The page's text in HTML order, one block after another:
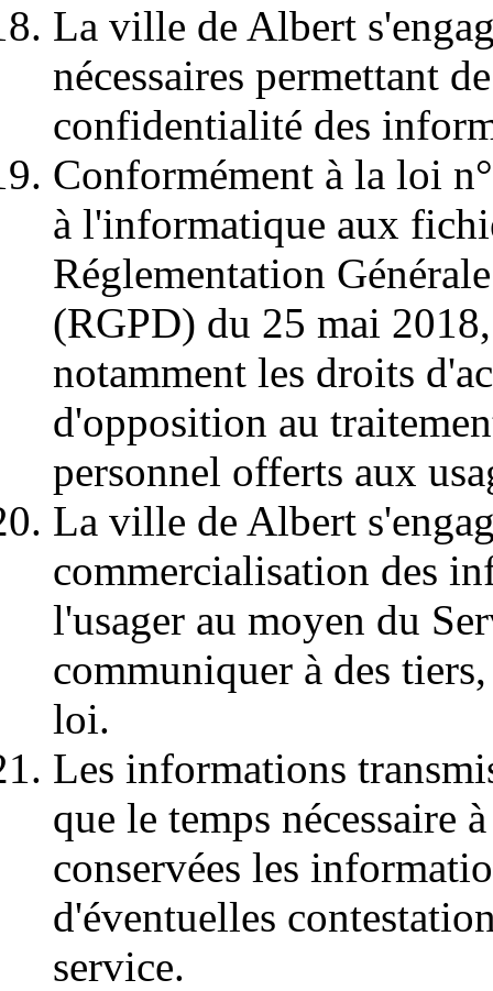
La ville de Albert
nécessaires permettant
confidentialité des
Conformément à la loi
à l'informatique aux
Réglementation
(RGPD) du 25 mai
notamment les droits
d'opposition au
personnel offerts aux
La ville de Albert
commercialisation des
l'usager au moyen du
communiquer à des
loi.
Les informations
que le temps nécessaire
conservées les
d'éventuelles
service.